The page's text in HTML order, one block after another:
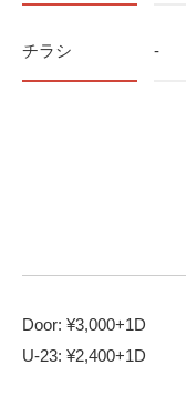
チラシ -
Door: ¥3,000+1D
U-23: ¥2,400+1D